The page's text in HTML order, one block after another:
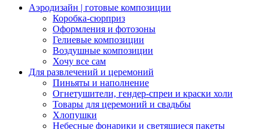
Аэродизайн | готовые композиции
Коробка-сюрприз
Оформления и фотозоны
Гелиевые композиции
Воздушные композиции
Хочу все сам
Для развлечений и церемоний
Пиньяты и наполнение
Огнетушители, гендер-спреи и краски холи
Товары для церемоний и свадьбы
Хлопушки
Небесные фонарики и светящиеся пакеты